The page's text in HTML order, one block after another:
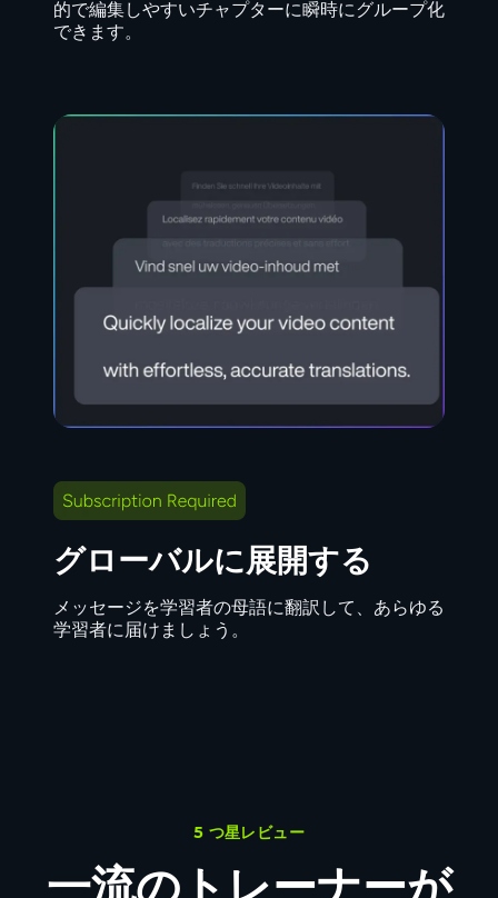
的で編集しやすいチャプターに瞬時にグループ化
できます。
グローバルに展開する
メッセージを学習者の母語に翻訳して、あらゆる
学習者に届けましょう。
5 つ星レビュー
一流のトレーナーが